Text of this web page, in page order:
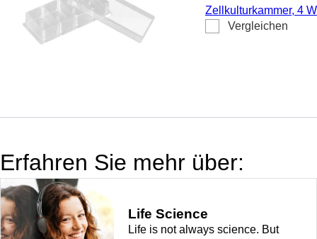
Zellkulturkammer, 4
auf Deckglas, steril,
Vergleichen
Erfahren Sie mehr über:
Life Science
Life is not always science. But